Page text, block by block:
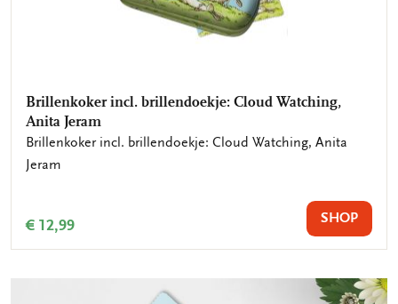
Brillenkoker incl. brillendoekje: Cloud Watching,
Anita Jeram
Brillenkoker incl. brillendoekje: Cloud Watching, Anita
Jeram
€ 12,99 SHOP